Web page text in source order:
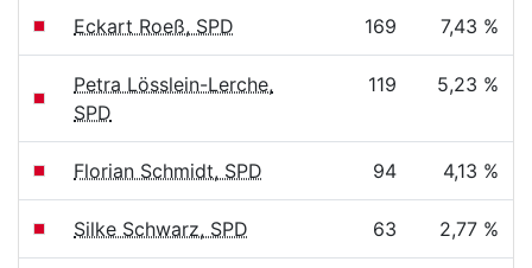
Eckart Roeß, SPD 169 7,43 %
Petra Lösslein-Lerche,
SPD
119 5,23 %
Florian Schmidt, SPD 94 4,13 %
Silke Schwarz, SPD 63 2,77 %